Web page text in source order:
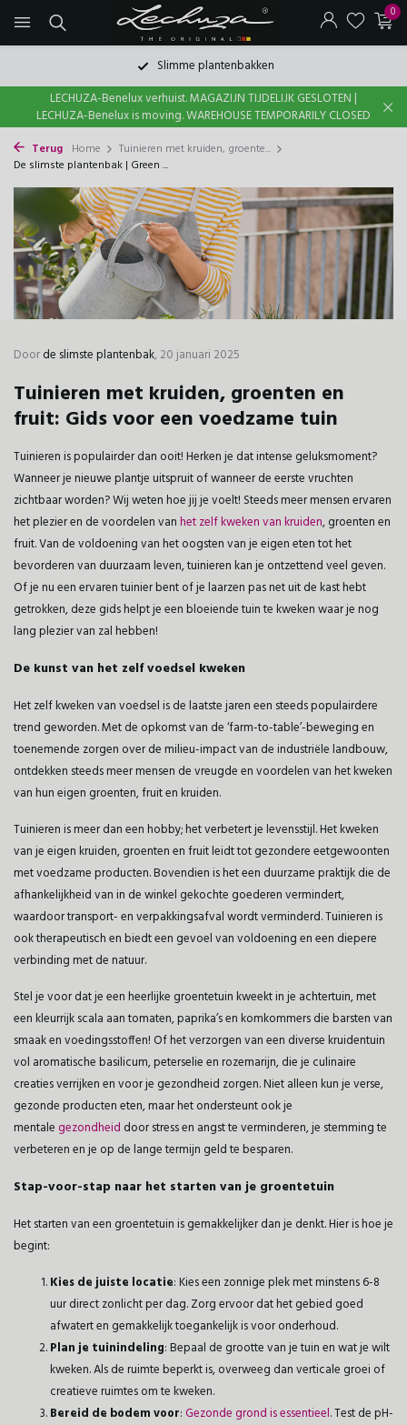
0
Uniek bewateringssysteem
LECHUZA-Benelux verhuist. MAGAZIJN TIJDELIJK GESLOTEN |
LECHUZA-Benelux is moving. WAREHOUSE TEMPORARILY CLOSED
Terug Home
Tuinieren met kruiden, groente...
De slimste plantenbak | Green ...
Doorde slimste plantenbak, 20 januari 2025
Tuinieren met kruiden, groenten en
fruit: Gids voor een voedzame tuin
Tuinieren is populairder dan ooit! Herken je dat intense geluksmoment?
Wanneer je nieuwe plantje uitspruit of wanneer de eerste vruchten
zichtbaar worden? Wij weten hoe jij je voelt! Steeds meer mensen ervaren
het plezier en de voordelen vanhet zelf kweken van kruiden, groenten en
fruit. Van de voldoening van het oogsten van je eigen eten tot het
bevorderen van duurzaam leven, tuinieren kan je ontzettend veel geven.
Of je nu een ervaren tuinier bent of je laarzen pas net uit de kast hebt
getrokken, deze gids helpt je een bloeiende tuin te kweken waar je nog
lang plezier van zal hebben!
De kunst van het zelf voedsel kweken
Het zelf kweken van voedsel is de laatste jaren een steeds populairdere
trend geworden. Met de opkomst van de ‘farm-to-table’-beweging en
toenemende zorgen over de milieu-impact van de industriële landbouw,
ontdekken steeds meer mensen de vreugde en voordelen van het kweken
van hun eigen groenten, fruit en kruiden.
Tuinieren is meer dan een hobby; het verbetert je levensstijl. Het kweken
van je eigen kruiden, groenten en fruit leidt tot gezondere eetgewoonten
met voedzame producten. Bovendien is het een duurzame praktijk die de
afhankelijkheid van in de winkel gekochte goederen vermindert,
waardoor transport- en verpakkingsafval wordt verminderd. Tuinieren is
ook therapeutisch en biedt een gevoel van voldoening en een diepere
verbinding met de natuur.
Stel je voor dat je een heerlijke groentetuin kweekt in je achtertuin, met
een kleurrijk scala aan tomaten, paprika’s en komkommers die barsten van
smaak en voedingsstoffen! Of het verzorgen van een diverse kruidentuin
vol aromatische basilicum, peterselie en rozemarijn, die je culinaire
creaties verrijken en voor je gezondheid zorgen. Niet alleen kun je verse,
gezonde producten eten, maar het ondersteunt ook je
mentale gezondheid door stress en angst te verminderen, je stemming te
verbeteren en je op de lange termijn geld te besparen.
Stap-voor-stap naar het starten van je groentetuin
Het starten van een groentetuin is gemakkelijker dan je denkt. Hier is hoe je
begint:
Kies de juiste locatie: Kies een zonnige plek met minstens 6-8
uur direct zonlicht per dag. Zorg ervoor dat het gebied goed
afwatert en gemakkelijk toegankelijk is voor onderhoud.
Plan je tuinindeling: Bepaal de grootte van je tuin en wat je wilt
kweken. Als de ruimte beperkt is, overweeg dan verticale groei of
creatieve ruimtes om te kweken.
Bereid de bodem voor: Gezonde grond is essentieel. Test de pH-